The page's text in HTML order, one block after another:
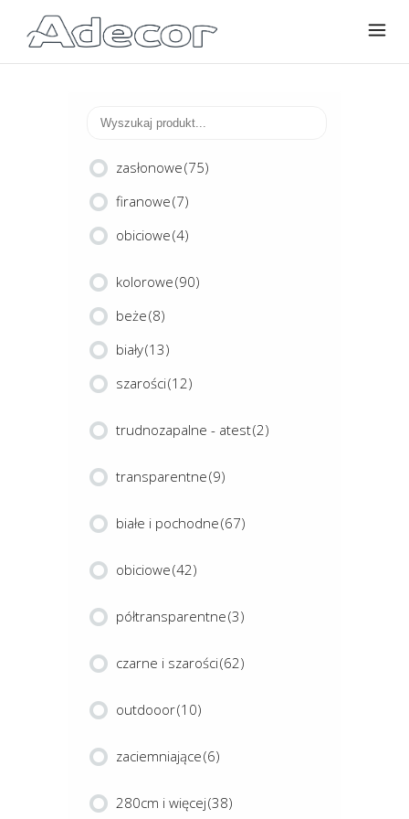
zasłonowe(75)
firanowe(7)
obiciowe(4)
kolorowe(90)
beże(8)
biały(13)
szarości(12)
trudnozapalne - atest(2)
transparentne(9)
białe i pochodne(67)
obiciowe(42)
półtransparentne(3)
czarne i szarości(62)
outdooor(10)
zaciemniające(6)
280cm i więcej(38)